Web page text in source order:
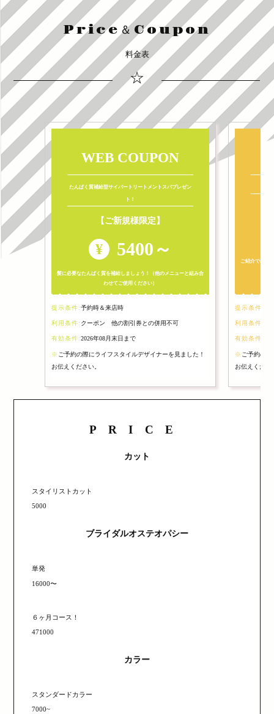
Price＆Coupon
料金表
☆
WEB COUPON
たんぱく質補給型サイバートリートメントスパプレゼン
ト！
【ご新規様限定】
¥ 5400～
髪に必要なたんぱく質を補給しましょう！（他のメニューと組み合
わせてご使用ください）
提示条件:予約時＆来店時
利用条件: クーポン 他の割引券との併用不可
有効条件:2026年08月末日まで
※ ご予約の際にライフスタイルデザイナーを見ました！
お伝えください。
ご紹介でのご
提示条件:
利用条件:
有効条件:
※ ご予約の
お伝えくださ
PRICE
カット
スタイリストカット
5000
ブライダルオステオパシー
単発
16000〜
６ヶ月コース！
471000
カラー
スタンダードカラー
7000~